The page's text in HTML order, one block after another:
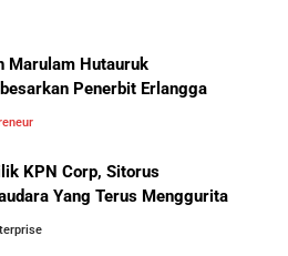
Asing Incar Take Over
Gaji Tahunan:
Indonesia, Singapura,
Malaysia, dan Arab Saudi
di ChatGPT untuk
Cepat dan Mudah
Traveloka untuk Anak
Jadi Karyawan! Saatnya
Mengubah Hidup Anda
Marulam Hutauruk
Penerbit Erlangga
KPN Corp, Sitorus
Yang Terus Menggurita